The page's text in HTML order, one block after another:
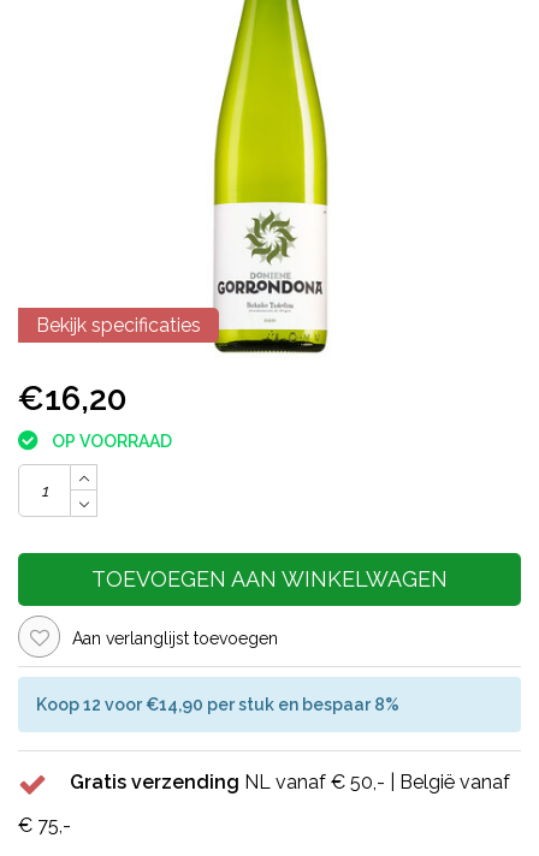
Bekijk specificaties
€16,20
OP VOORRAAD
TOEVOEGEN AAN WINKELWAGEN
Aan verlanglijst toevoegen
Koop 12 voor €14,90 per stuk en bespaar 8%
Gratis verzending NL vanaf € 50,- | België vanaf
€ 75,-